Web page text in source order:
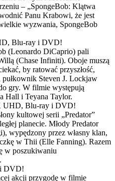
– „SpongeBob: Klątwa
Panu Krabowi, że jest
wyzwania, SpongeBob
Blu-ray i DVD!
(Leonardo DiCaprio) pali
(Chase Infiniti). Oboje muszą
by ratować przyszłość,
Steven J. Lockjaw
gry. W filmie występują
Hall i Teyana Taylor.
UHD, Blu-ray i DVD!
kultowej serii „Predator”
planecie. Młody Predator
wypędzony przez własny klan,
w Thii (Elle Fanning). Razem
w poszukiwaniu
DVD!
akcji przygodę w filmie